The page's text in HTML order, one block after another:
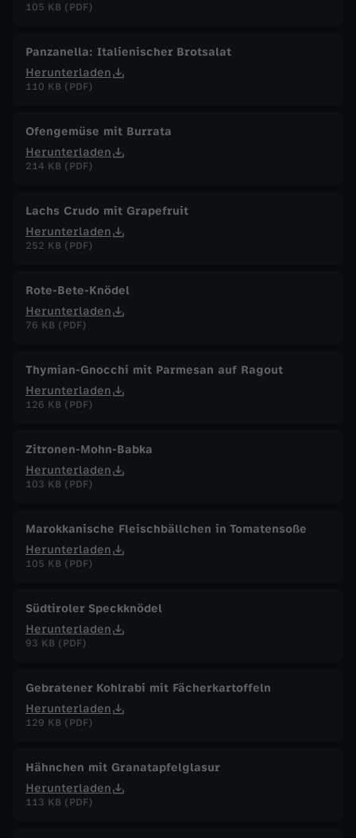
105 KB (PDF)
Panzanella: Italienischer Brotsalat
Herunterladen
110 KB (PDF)
Ofengemüse mit Burrata
Herunterladen
214 KB (PDF)
Lachs Crudo mit Grapefruit
Herunterladen
252 KB (PDF)
Rote-Bete-Knödel
Herunterladen
76 KB (PDF)
Thymian-Gnocchi mit Parmesan auf Ragout
Herunterladen
126 KB (PDF)
Zitronen-Mohn-Babka
Herunterladen
103 KB (PDF)
Marokkanische Fleischbällchen in Tomatensoße
Herunterladen
105 KB (PDF)
Südtiroler Speckknödel
Herunterladen
93 KB (PDF)
Gebratener Kohlrabi mit Fächerkartoffeln
Herunterladen
129 KB (PDF)
Hähnchen mit Granatapfelglasur
Herunterladen
113 KB (PDF)